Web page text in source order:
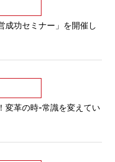
成功セミナー」を開催し
変革の時-常識を変えてい